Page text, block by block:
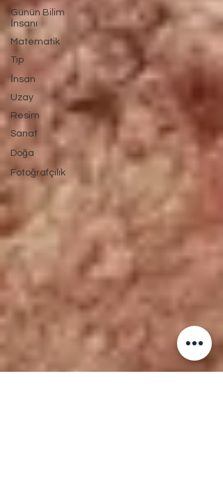
Günün Bilim
İnsanı
Matematik
Tıp
İnsan
Uzay
Resim
Sanat
Doğa
Fotoğrafçılık